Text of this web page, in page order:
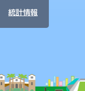
統計情報